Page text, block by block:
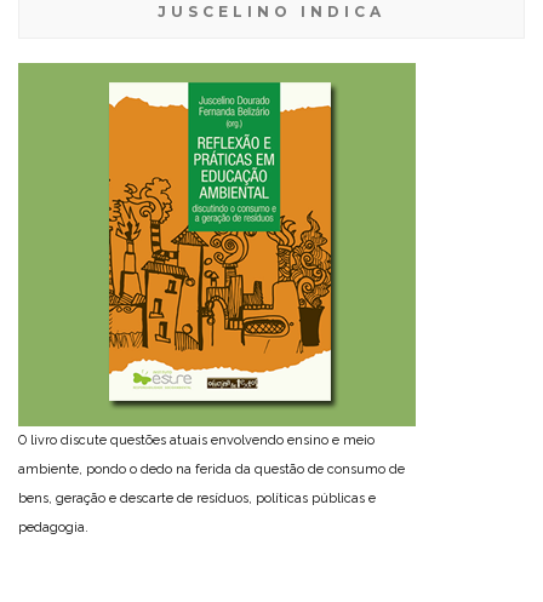
JUSCELINO INDICA
O livro discute questões atuais envolvendo ensino e meio
ambiente, pondo o dedo na ferida da questão de consumo de
bens, geração e descarte de resíduos, políticas públicas e
pedagogia.